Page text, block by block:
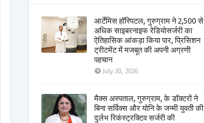
आर्टेमिस हॉस्पिटल, गुरुग्राम ने 2,500 से
अधिक साइबरनाइफ रेडियोसर्जरी का
ऐतिहासिक आंकड़ा किया पार, प्रिसिशन
ट्रीटमेंट में मजबूत की अपनी अग्रणी
पहचान
July 30, 2026
मैक्स अस्पताल, गुरुग्राम, के डॉक्टरों ने
बिना सर्विक्स और योनि के जन्मी युवती की
दुर्लभ रिकंस्ट्रक्टिव सर्जरी की